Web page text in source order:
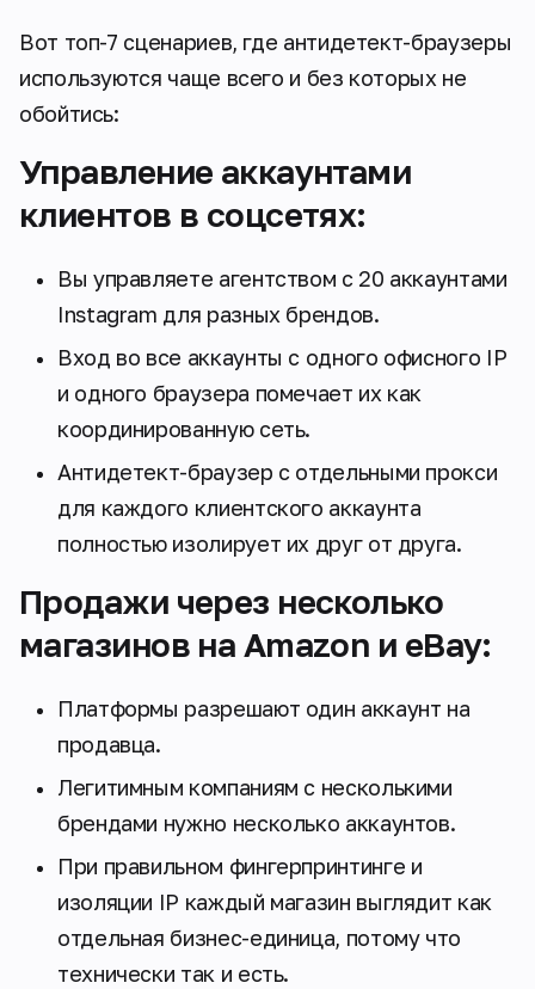
Вот топ-7 сценариев, где антидетект-браузеры
используются чаще всего и без которых не
обойтись:
Управление аккаунтами
клиентов в соцсетях:
Вы управляете агентством с 20 аккаунтами
Instagram для разных брендов.
Вход во все аккаунты с одного офисного IP
и одного браузера помечает их как
координированную сеть.
Антидетект-браузер с отдельными прокси
для каждого клиентского аккаунта
полностью изолирует их друг от друга.
Продажи через несколько
магазинов на Amazon и eBay:
Платформы разрешают один аккаунт на
продавца.
Легитимным компаниям с несколькими
брендами нужно несколько аккаунтов.
При правильном фингерпринтинге и
изоляции IP каждый магазин выглядит как
отдельная бизнес-единица, потому что
технически так и есть.